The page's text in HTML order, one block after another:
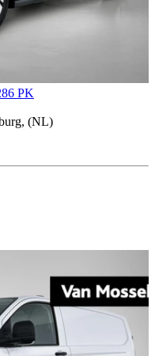
PK
(NL)